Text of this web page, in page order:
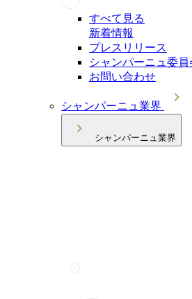
すべて見る
新着情報
プレスリリース
シャンパーニュ委
お問い合わせ
シャンパーニュ業界
シャンパーニュ業界